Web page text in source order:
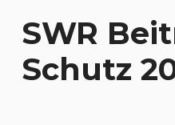
SWR
Schutz